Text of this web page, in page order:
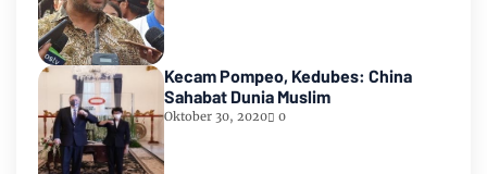
Kecam Pompeo, Kedubes: China
Sahabat Dunia Muslim
Oktober 30, 2020 0